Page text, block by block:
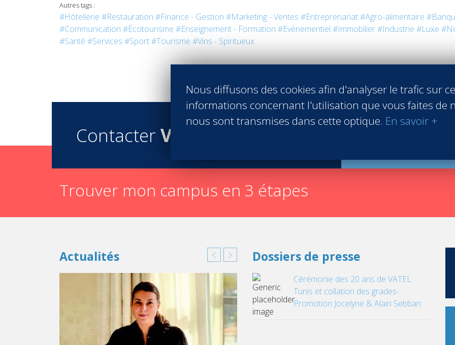
Autres tags :
#Hôtellerie #Restauration #Finance - Gestion #Marketing - Ventes #Entreprenariat#Agro-alimentaire
#Communication #Écotourisme #Enseignement - Formation #Evènementiel #Immobilier#Industrie #Luxe
#Santé #Services #Sport#Tourisme #Vins - Spiritueux
Contacter Vatel
Trouver mon campus en 3 étapes
Actualités Dossiers de presse
Cérémonie des 20 ans de VATEL
Tunis et collation des grades-
Promotion Jocelyne & Alain Sebban
Nous diffusons des cookies afin d'analyser le trafic sur
informations concernant l'utilisation que vous faites de
nous sont transmises dans cette optique. En savoir +